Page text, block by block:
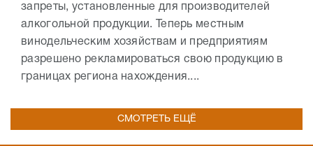
запреты, установленные для производителей
алкогольной продукции. Теперь местным
винодельческим хозяйствам и предприятиям
разрешено рекламироваться свою продукцию в
границах региона нахождения....
СМОТРЕТЬ ЕЩЁ